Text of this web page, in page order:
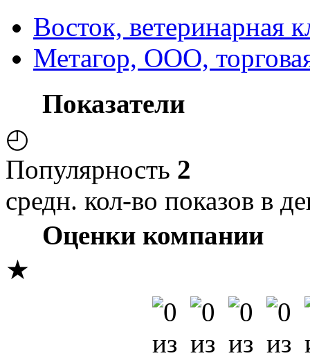
Восток, ветеринарная
Метагор, ООО,
Показатели
◴
Популярность 2
средн. кол-во показов в
Оценки компании
★